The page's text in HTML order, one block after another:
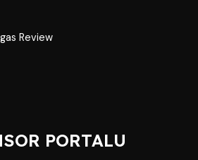
Review
PORTALU